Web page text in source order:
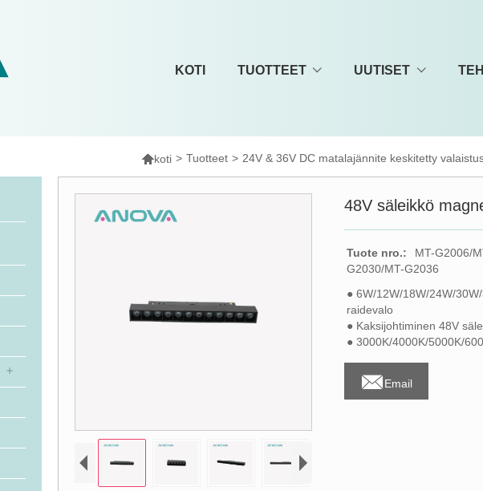
KOTI TUOTTEET UUTISET
koti > Tuotteet > 24V & 36V DC matalajännite keskitetty
48V säleikkö
Tuote nro.:
MT-G2006/
G2030/MT-G2036
● 6W/12W/18W/24W/
raidevalo
● Kaksijohtiminen 48V
● 3000K/4000K/5000K/
Email